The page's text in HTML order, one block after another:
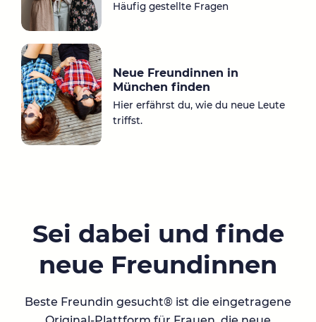
Häufig gestellte Fragen
Neue Freundinnen in
München finden
Hier erfährst du, wie du neue Leute
triffst.
Sei dabei und finde
neue Freundinnen
Beste Freundin gesucht® ist die eingetragene